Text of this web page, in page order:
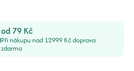
od 79 Kč
Při nákupu nad 12999 Kč doprava
zdarma